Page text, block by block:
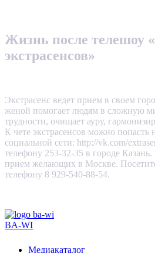
Жизнь после телешоу
экстрасенсов»
Экстрасенс ведет прием в своем
женой помогает людям в сложную
трудности, очищает ауру,
К чете экстрасенсов можно попасть
социальной сети: http://vk.com/
телефону 253-32-35 в городе
прием желающих в Москве.
телефону 8 929-540-88-54.
BA-WI
Медиакаталог